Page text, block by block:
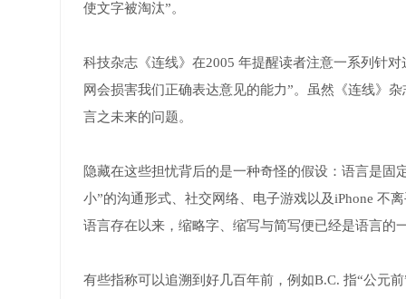
使文字被淘汰”。
科技杂志《连线》在2005 年提醒读者注意一系列针
网会损害我们正确表达意见的能力”。虽然《连线》
言之未来的问题。
隐藏在这些担忧背后的是一种奇怪的假设：语言是
小”的沟通形式、社交网络、电子游戏以及iPhone
语言存在以来，缩略字、缩写与简写便已经是语言的
有些指称可以追溯到好几百年前，例如B.C. 指“公元